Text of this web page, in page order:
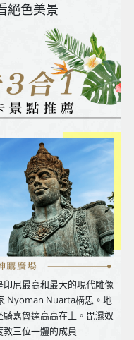
絕色美景
尼最高和最大的現代雕像
Nyoman Nuarta構思。地
嘉魯達高高在上。毘濕奴
三位一體的成員